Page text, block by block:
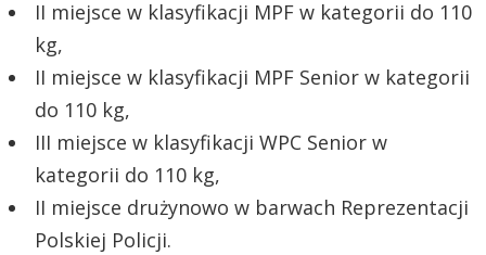
II miejsce w klasyfikacji MPF w kategorii do 110
kg,
II miejsce w klasyfikacji MPF Senior w kategorii
do 110 kg,
III miejsce w klasyfikacji WPC Senior w
kategorii do 110 kg,
II miejsce drużynowo w barwach Reprezentacji
Polskiej Policji.